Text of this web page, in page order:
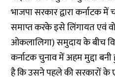
भाजपा सरकार द्वारा कर्नाटक में
समाप्त करके इसे लिंगायत एवं
ओकलालिगा) समुदाय के बीच
कर्नाटक चुनाव में अहम मुद्दा
है कि उसने पहले की सरकारों